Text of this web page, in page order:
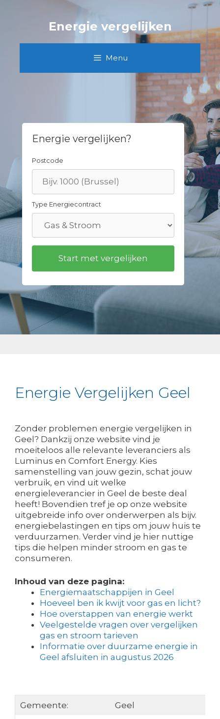
Energie vergelijken
Menu
Energie vergelijken?
Postcode
Type Energiecontract
Energie Vergelijken Geel
Zonder problemen energie vergelijken in
Geel? Dankzij onze website vind je
moeiteloos alle relevante leveranciers als
Luminus en Comfort Energy. Kies
samenstelling van jouw gezin, schat jouw
verbruik, en vind uit welke
energieleverancier in Geel de beste deal
heeft! Bovendien tref je op onze website
uitgebreide info over onderwerpen als bijv.
energiebelastingen en tips om jouw huis te
verduurzamen. Verder vind je hier nuttige
tips die helpen minder stroom en gas te
consumeren.
Inhoud van deze pagina:
Energiemaatschappijen in Geel
Hoeveel ben ik kwijt voor gas en licht?
Hoe overstappen van energie werkt
Veelgestelde vragen over vergelijken
gas en stroom tarieven
Informatie over duurzame energie in
Geel afsluiten in augustus 2026
Gemeente:
Geel